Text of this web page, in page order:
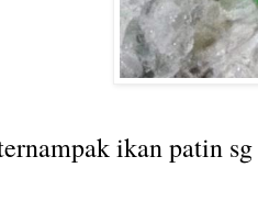
ikan patin